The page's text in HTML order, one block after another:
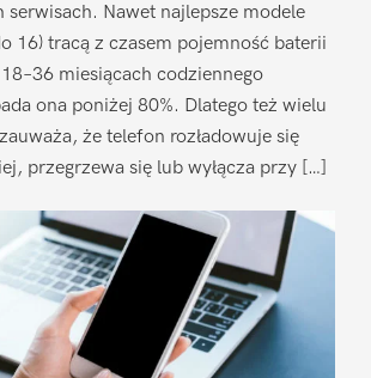
serwisach. Nawet najlepsze modele
16) tracą z czasem pojemność baterii
miesiącach codziennego
ona poniżej 80%. Dlatego też wielu
że telefon rozładowuje się
przegrzewa się lub wyłącza przy […]